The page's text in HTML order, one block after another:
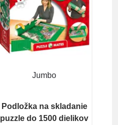
Jumbo
Podložka na skladanie
puzzle do 1500 dielikov